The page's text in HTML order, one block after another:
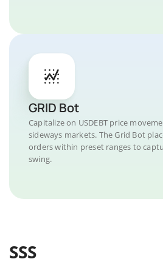
GRID Bot
Capitalize on USDEBT price
sideways markets. The Grid Bot
orders within preset ranges to
swing.
SSS